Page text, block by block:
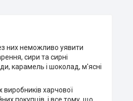
них неможливо уявити
сири та сирні
карамель і шоколад, м'ясні
харчової